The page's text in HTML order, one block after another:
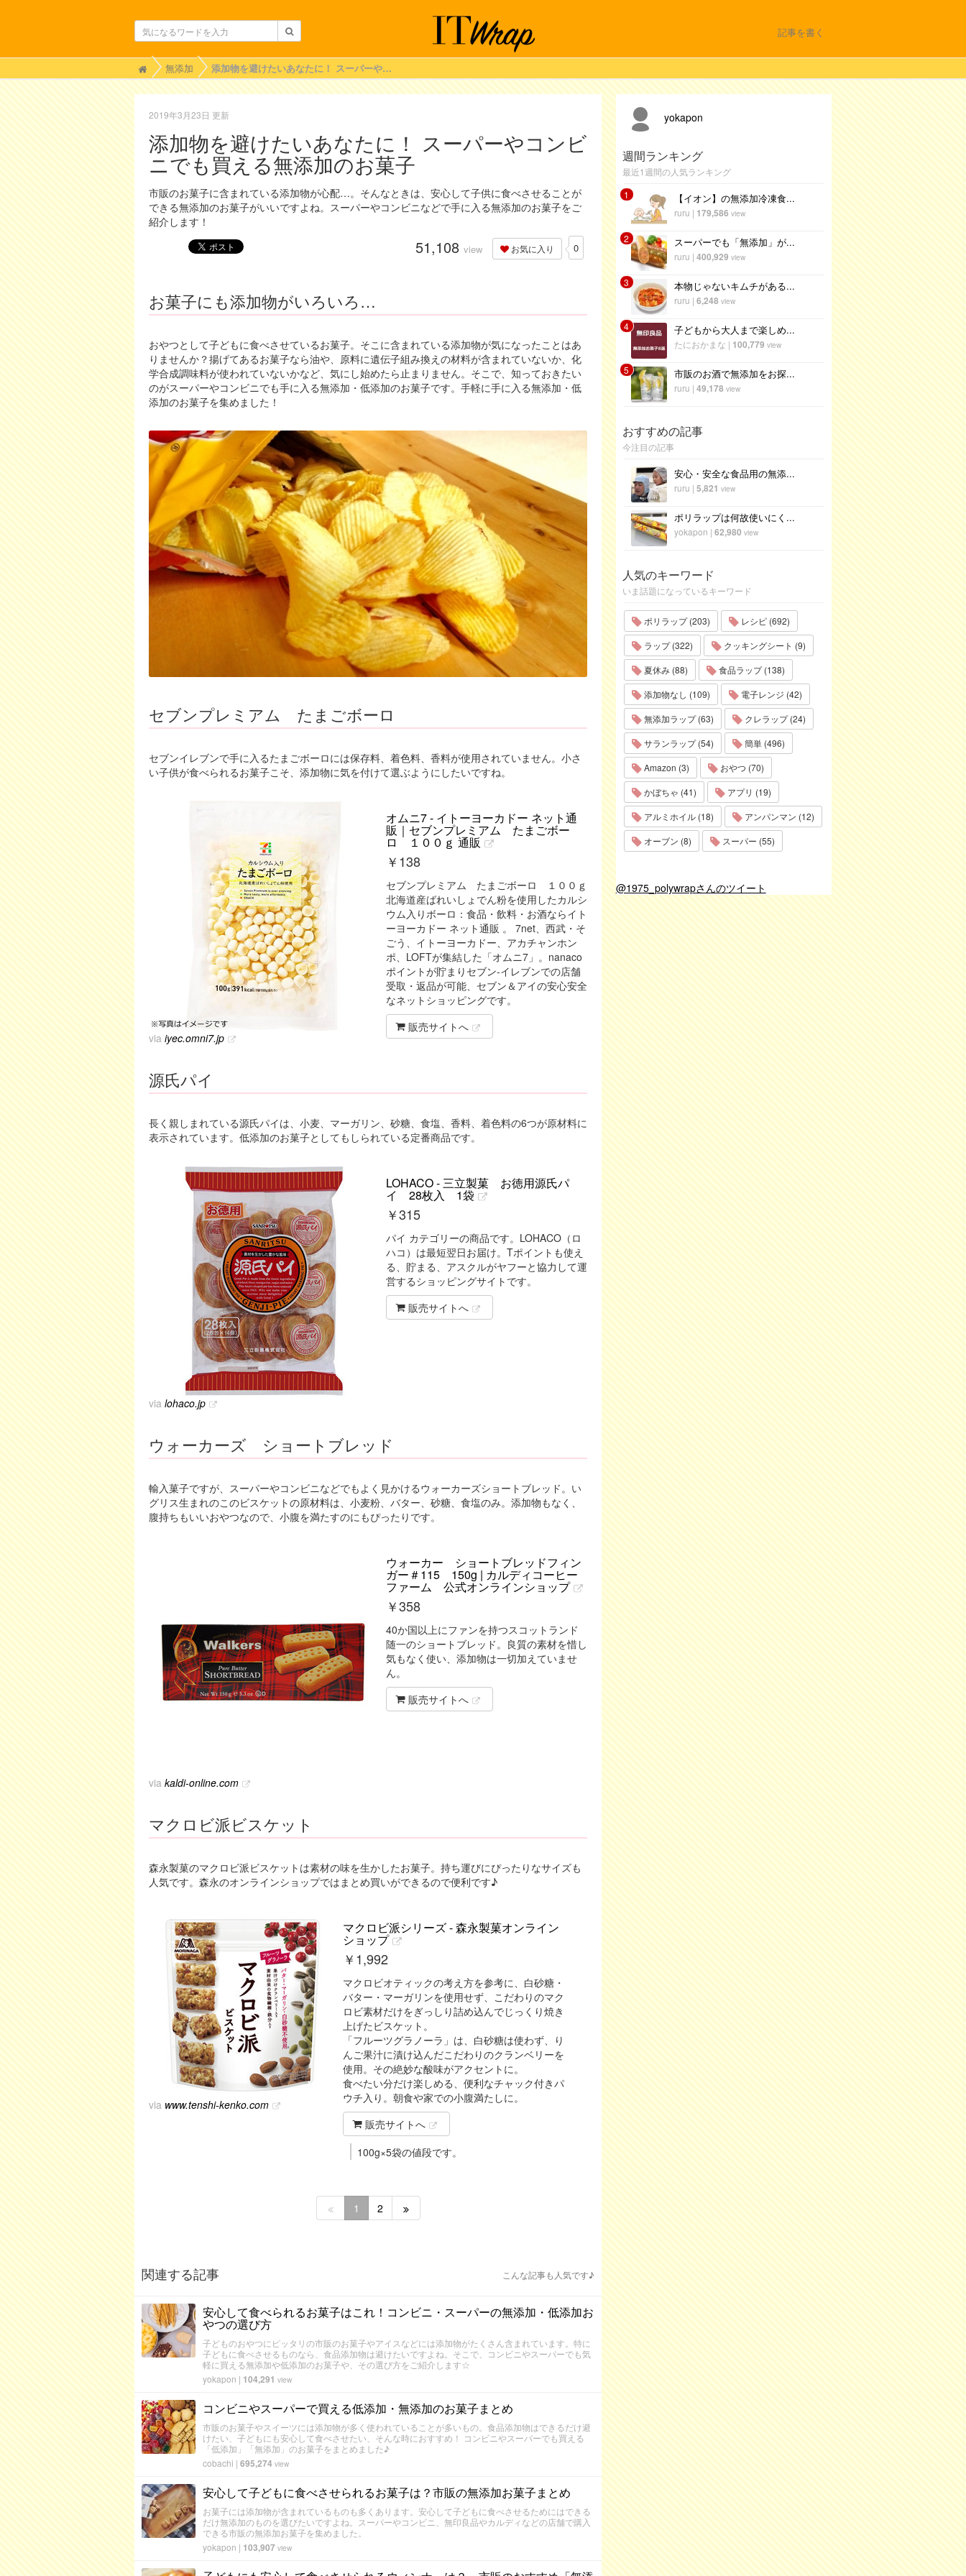
記事を書く
H
o
m
無添加 添加物を避けたいあなたに！ スーパーやコンビニでも買える無添加のお菓子
2019年3月23日 更新
添加物を避けたいあなたに！ スーパーやコンビ
ニでも買える無添加のお菓子
市販のお菓子に含まれている添加物が心配…。そんなときは、安心して子供に食べさせることが
できる無添加のお菓子がいいですよね。スーパーやコンビニなどで手に入る無添加のお菓子をご
紹介します！
51,108 view お気に入り 0
お菓子にも添加物がいろいろ…
おやつとして子どもに食べさせているお菓子。そこに含まれている添加物が気になったことはあ
りませんか？揚げてあるお菓子なら油や、原料に遺伝子組み換えの材料が含まれていないか、化
学合成調味料が使われていないかなど、気にし始めたら止まりません。そこで、知っておきたい
のがスーパーやコンビニでも手に入る無添加・低添加のお菓子です。手軽に手に入る無添加・低
添加のお菓子を集めました！
セブンプレミアム たまごボーロ
セブンイレブンで手に入るたまごボーロには保存料、着色料、香料が使用されていません。小さ
い子供が食べられるお菓子こそ、添加物に気を付けて選ぶようにしたいですね。
via iyec.omni7.jp
オムニ7 - イトーヨーカドー ネット通
販｜セブンプレミアム たまごボー
ロ １００ｇ 通販
￥138
セブンプレミアム たまごボーロ １００ｇ
北海道産ばれいしょでん粉を使用したカルシ
ウム入りボーロ：食品・飲料・お酒ならイト
ーヨーカドー ネット通販 。 7net、西武・そ
ごう、イトーヨーカドー、アカチャンホン
ポ、LOFTが集結した「オムニ7」。nanaco
ポイントが貯まりセブン-イレブンでの店舗
受取・返品が可能、セブン＆アイの安心安全
なネットショッピングです。
販売サイトへ
源氏パイ
長く親しまれている源氏パイは、小麦、マーガリン、砂糖、食塩、香料、着色料の6つが原材料に
表示されています。低添加のお菓子としてもしられている定番商品です。
via lohaco.jp
LOHACO - 三立製菓 お徳用源氏パ
イ 28枚入 1袋
￥315
パイ カテゴリーの商品です。LOHACO（ロ
ハコ）は最短翌日お届け。Tポイントも使え
る、貯まる、アスクルがヤフーと協力して運
営するショッピングサイトです。
販売サイトへ
ウォーカーズ ショートブレッド
輸入菓子ですが、スーパーやコンビニなどでもよく見かけるウォーカーズショートブレッド。い
グリス生まれのこのビスケットの原材料は、小麦粉、バター、砂糖、食塩のみ。添加物もなく、
腹持ちもいいおやつなので、小腹を満たすのにもぴったりです。
via kaldi-online.com
ウォーカー ショートブレッドフィン
ガー＃115 150g | カルディコーヒー
ファーム 公式オンラインショップ
￥358
40か国以上にファンを持つスコットランド
随一のショートブレッド。良質の素材を惜し
気もなく使い、添加物は一切加えていませ
ん。
販売サイトへ
マクロビ派ビスケット
森永製菓のマクロビ派ビスケットは素材の味を生かしたお菓子。持ち運びにぴったりなサイズも
人気です。森永のオンラインショップではまとめ買いができるので便利です♪
via www.tenshi-kenko.com
マクロビ派シリーズ - 森永製菓オンライン
ショップ
￥1,992
マクロビオティックの考え方を参考に、白砂糖・
バター・マーガリンを使用せず、こだわりのマク
ロビ素材だけをぎっしり詰め込んでじっくり焼き
上げたビスケット。
「フルーツグラノーラ」は、白砂糖は使わず、り
んご果汁に漬け込んだこだわりのクランベリーを
使用。その絶妙な酸味がアクセントに。
食べたい分だけ楽しめる、便利なチャック付きパ
ウチ入り。朝食や家での小腹満たしに。
販売サイトへ
100g×5袋の値段です。
1 2
関連する記事 こんな記事も人気です♪
安心して食べられるお菓子はこれ！コンビニ・スーパーの無添加・低添加お
やつの選び方
子どものおやつにピッタリの市販のお菓子やアイスなどには添加物がたくさん含まれています。特に
子どもに食べさせるものなら、食品添加物は避けたいですよね。そこで、コンビニやスーパーでも気
軽に買える無添加や低添加のお菓子や、その選び方をご紹介します☆
yokapon | 104,291 view
コンビニやスーパーで買える低添加・無添加のお菓子まとめ
市販のお菓子やスイーツには添加物が多く使われていることが多いもの。食品添加物はできるだけ避
けたい、子どもにも安心して食べさせたい、そんな時におすすめ！ コンビニやスーパーでも買える
「低添加」「無添加」のお菓子をまとめました♪
cobachi | 695,274 view
安心して子どもに食べさせられるお菓子は？市販の無添加お菓子まとめ
お菓子には添加物が含まれているものも多くあります。安心して子どもに食べさせるためにはできる
だけ無添加のものを選びたいですよね。スーパーやコンビニ、無印良品やカルディなどの店舗で購入
できる市販の無添加お菓子を集めました。
yokapon | 103,907 view
yokapon
週間ランキング
最近1週間の人気ランキング
1
【イオン】の無添加冷凍食...
ruru | 179,586 view
2 スーパーでも「無添加」が...
ruru | 400,929 view
3 本物じゃないキムチがある...
ruru | 6,248 view
4 子どもから大人まで楽しめ...
たにおかまな | 100,779 view
5 市販のお酒で無添加をお探...
ruru | 49,178 view
おすすめの記事
今注目の記事
安心・安全な食品用の無添...
ruru | 5,821 view
ポリラップは何故使いにく...
yokapon | 62,980 view
人気のキーワード
いま話題になっているキーワード
ポリラップ (203)
レシピ (692)
ラップ (322)
クッキングシート (9)
夏休み (88)
食品ラップ (138)
添加物なし (109)
電子レンジ (42)
無添加ラップ (63)
クレラップ (24)
サランラップ (54)
簡単 (496)
Amazon (3)
おやつ (70)
かぼちゃ (41)
アプリ (19)
アルミホイル (18)
アンパンマン (12)
オーブン (8)
スーパー (55)
@1975_polywrapさんのツイート